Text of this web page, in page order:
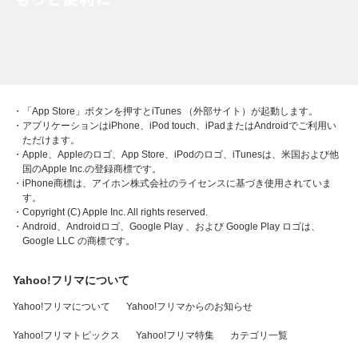
・「App Store」ボタンを押すとiTunes （外部サイト）が起動します。
・アプリケーションはiPhone、iPod touch、iPadまたはAndroidでご利用い
ただけます。
・Apple、Appleのロゴ、App Store、iPodのロゴ、iTunesは、米国および他
国のApple Inc.の登録商標です。
・iPhone商標は、アイホン株式会社のライセンスに基づき使用されていま
す。
・Copyright (C) Apple Inc. All rights reserved.
・Android、Androidロゴ、Google Play 、および Google Play ロゴは、
Google LLC の商標です。
Yahoo!フリマについて
Yahoo!フリマについて Yahoo!フリマからのお知らせ
Yahoo!フリマトピックス Yahoo!フリマ特集 カテゴリ一覧